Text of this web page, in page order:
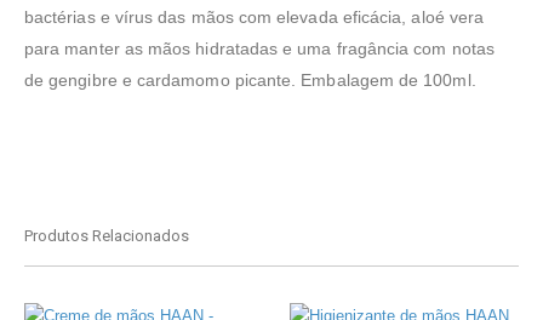
bactérias e vírus das mãos com elevada eficácia, aloé vera
para manter as mãos hidratadas e uma fragância com notas
de gengibre e cardamomo picante. Embalagem de 100ml.
Produtos Relacionados